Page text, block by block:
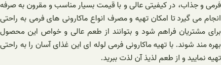
فرمی و جذاب، در کیفیتی عالی و با قیمت بسیار مناسب و مقرون به صرفه
انجام می گیرد تا امکان تهیه و مصرف انواع ماکارونی های فرمی به راحتی
برای مشتریان فراهم شود و بتوانند از طعم عالی و خواص این محصول
بهره مند شوند. با تهیه ماکارونی فرمی لوله ای این غذای آسان را به راحتی
تهیه نمایید و از طعم لذیذ آن لذت ببرید.